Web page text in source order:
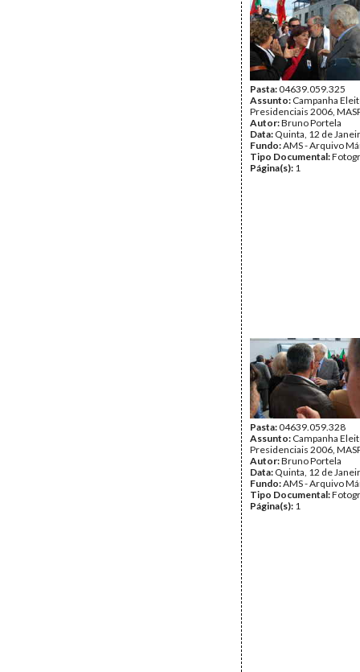
Pasta:04639.059.325
Assunto: Campanha
Presidenciais 2006,
Autor:Bruno Portela
Data: Quinta, 12 de
Fundo:AMS - Arquivo
Tipo Documental:
Página(s): 1
Pasta:04639.059.328
Assunto: Campanha
Presidenciais 2006,
Autor:Bruno Portela
Data: Quinta, 12 de
Fundo:AMS - Arquivo
Tipo Documental:
Página(s): 1